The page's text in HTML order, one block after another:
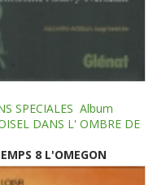
SPECIALES Album
DANS L' OMBRE DE
8 L'OMEGON